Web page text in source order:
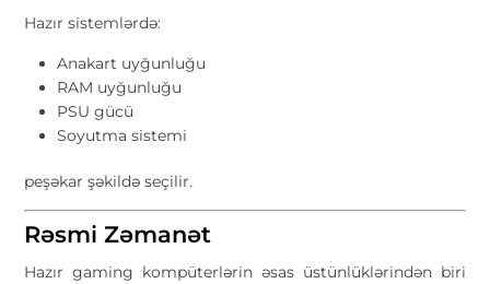
Hazır sistemlərdə:
Anakart uyğunluğu
RAM uyğunluğu
PSU gücü
Soyutma sistemi
peşəkar şəkildə seçilir.
Rəsmi Zəmanət
Hazır gaming kompüterlərin əsas üstünlüklərindən biri